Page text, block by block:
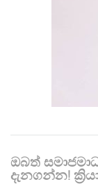
ඔබත්
දැනගන්න!